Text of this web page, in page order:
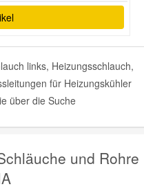
links, Heizungsschlauch,
für Heizungskühler
über die Suche
und Rohre